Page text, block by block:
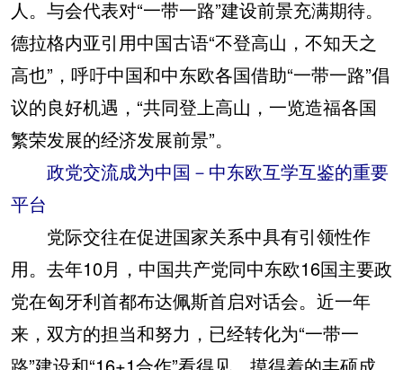
人。与会代表对“一带一路”建设前景充满期待。
德拉格内亚引用中国古语“不登高山，不知天之
高也”，呼吁中国和中东欧各国借助“一带一路”倡
议的良好机遇，“共同登上高山，一览造福各国
繁荣发展的经济发展前景”。
政党交流成为中国－中东欧互学互鉴的重要
平台
党际交往在促进国家关系中具有引领性作
用。去年10月，中国共产党同中东欧16国主要政
党在匈牙利首都布达佩斯首启对话会。近一年
来，双方的担当和努力，已经转化为“一带一